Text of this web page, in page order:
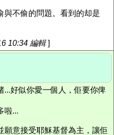
與不偷的問題。看到的却是
10:34 編輯]
...好似你愛一個人，佢要你俾
啦...
願意接受耶穌基督為主，讓佢